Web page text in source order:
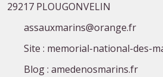
29217 PLOUGONVELIN
assauxmarins@orange.fr
Site : memorial-national-des-
Blog : amedenosmarins.fr